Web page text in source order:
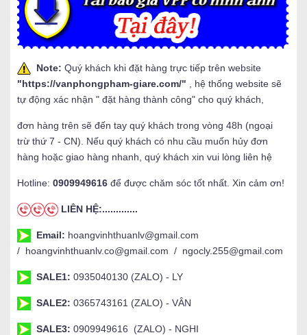
Note: Quý khách khi đặt hàng trực tiếp trên website
"https://vanphongpham-giare.com/"
, hệ thống website sẽ
tự động xác nhận " đặt hàng thành công" cho quý khách,
đơn hàng trên sẽ đến tay quý khách trong vòng 48h (ngoại
trừ thứ 7 - CN). Nếu quý khách có nhu cầu muốn hủy đơn
hàng hoặc giao hàng nhanh, quý khách xin vui lòng liên hệ
Hotline: 0909949616 để được chăm sóc tốt nhất. Xin cảm ơn!
LIÊN HỆ:.............
Email: hoangvinhthuanlv@gmail.com
/ hoangvinhthuanlv.co@gmail.com / ngocly.255@gmail.com
SALE1: 0935040130 (ZALO) - LY
SALE2: 0365743161 (ZALO) - VÂN
SALE3: 0909949616 (ZALO) - NGHI